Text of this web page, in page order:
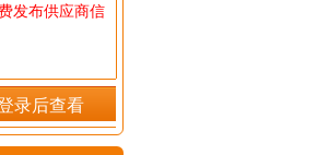
发布供应商信
录后查看